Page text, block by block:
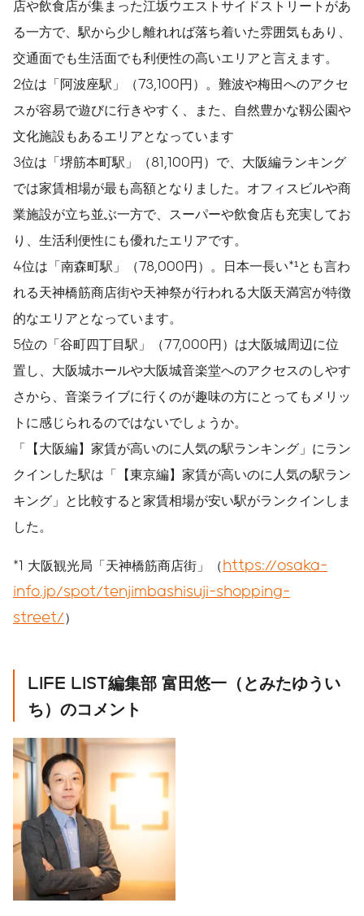
店や飲食店が集まった江坂ウエストサイドストリートがあ
る一方で、駅から少し離れれば落ち着いた雰囲気もあり、
交通面でも生活面でも利便性の高いエリアと言えます。
2位は「阿波座駅」（73,100円）。難波や梅田へのアクセ
スが容易で遊びに行きやすく、また、自然豊かな靱公園や
文化施設もあるエリアとなっています
3位は「堺筋本町駅」（81,100円）で、大阪編ランキング
では家賃相場が最も高額となりました。オフィスビルや商
業施設が立ち並ぶ一方で、スーパーや飲食店も充実してお
り、生活利便性にも優れたエリアです。
4位は「南森町駅」（78,000円）。日本一長い*¹とも言わ
れる天神橋筋商店街や天神祭が行われる大阪天満宮が特徴
的なエリアとなっています。
5位の「谷町四丁目駅」（77,000円）は大阪城周辺に位
置し、大阪城ホールや大阪城音楽堂へのアクセスのしやす
さから、音楽ライブに行くのが趣味の方にとってもメリッ
トに感じられるのではないでしょうか。
「【大阪編】家賃が高いのに人気の駅ランキング」にラン
クインした駅は「【東京編】家賃が高いのに人気の駅ラン
キング」と比較すると家賃相場が安い駅がランクインしま
した。
*1 大阪観光局「天神橋筋商店街」（https://osaka-
info.jp/spot/tenjimbashisuji-shopping-
street/）
LIFE LIST編集部 富田悠一（とみたゆうい
ち）のコメント